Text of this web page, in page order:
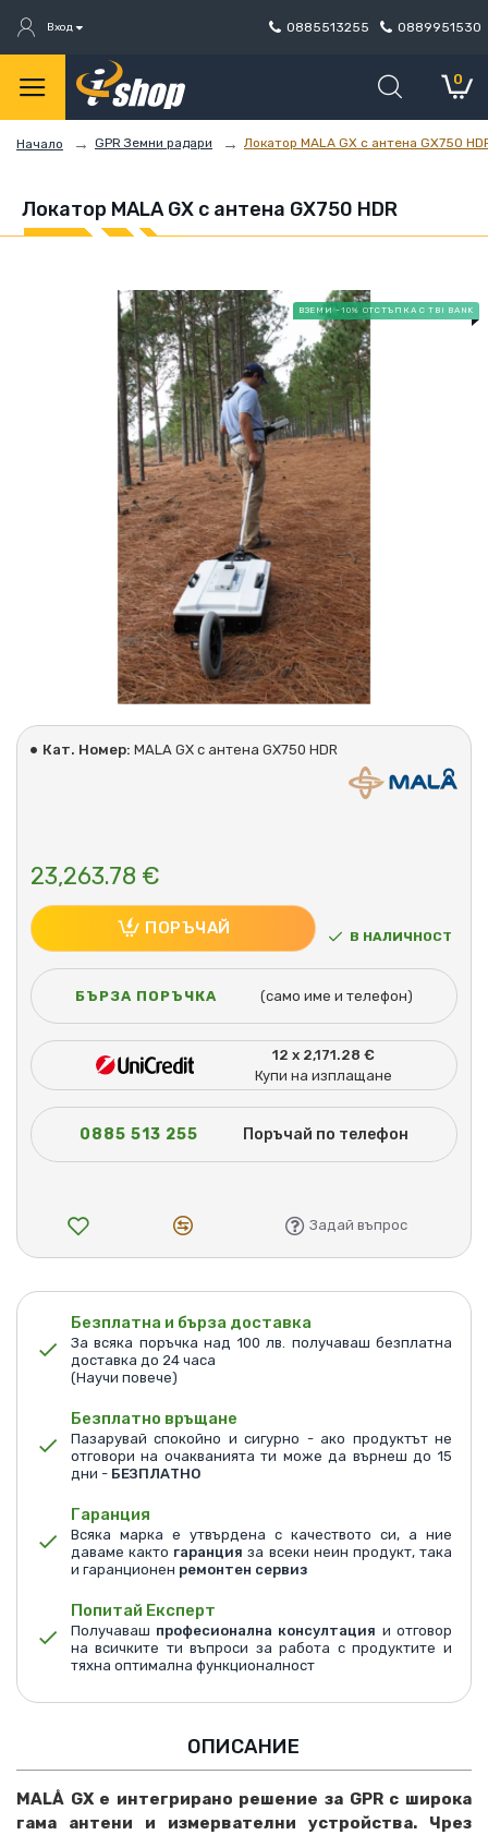
Вход 0885513255 0889951530
0
Начало GPR Земни радари Локатор MALA GX с антена GX750
Локатор MALA GX с антена GX750 HDR
ВЗЕМИ -10% ОТСТЪПКА С TBI BANK
Кат. Номер: MALA GX с антена GX750 HDR
23,263.78 €
ПОРЪЧАЙ В НАЛИЧНОСТ
БЪРЗА ПОРЪЧКА (само име и телефон)
12 x 2,171.28 €
Купи на изплащане
0885 513 255 Поръчай по телефон
Задай въпрос
Безплатна и бърза доставка
За всяка поръчка над 100 лв. получаваш безплатна
доставка до 24 часа
(Научи повече)
Безплатно връщане
Пазарувай спокойно и сигурно - ако продуктът не
отговори на очакванията ти може да върнеш до 15
дни - БЕЗПЛАТНО
Гаранция
Всяка марка е утвърдена с качеството си, а ние
даваме както гаранция за всеки неин продукт, така
и гаранционен ремонтен сервиз
Попитай Експерт
Получаваш професионална консултация и отговор
на всичките ти въпроси за работа с продуктите и
тяхна оптимална функционалност
ОПИСАНИЕ
MALÅ GX е интегрирано решение за GPR с широка
гама антени и измервателни устройства. Чрез